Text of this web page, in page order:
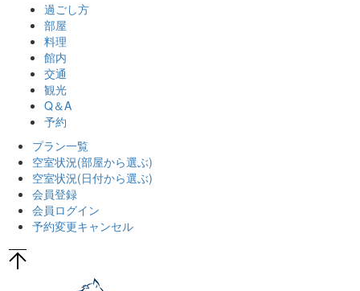
過ごし方
部屋
料理
館内
交通
観光
Q＆A
予約
プラン一覧
空室状況(部屋から選ぶ)
空室状況(日付から選ぶ)
会員登録
会員ログイン
予約変更キャンセル